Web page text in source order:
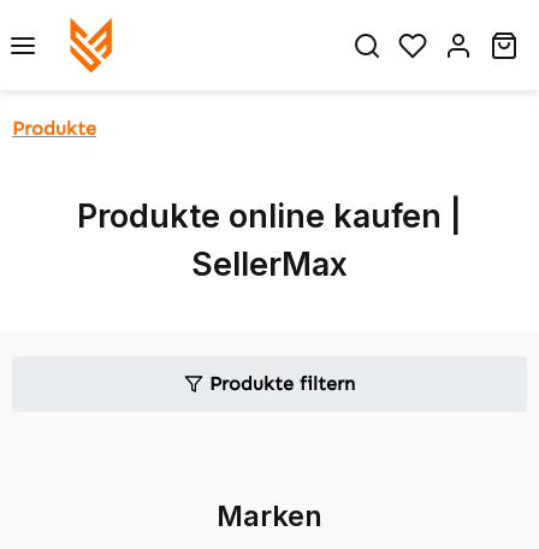
Zum Hauptinhalt springen
Du hast 0
Produkte
Produkte online kaufen |
SellerMax
Produkte filtern
Marken